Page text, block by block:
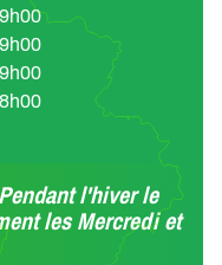
l'hiver le
les Mercredi et